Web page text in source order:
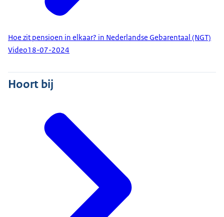
Hoe zit pensioen in elkaar? in Nederlandse Gebarentaal (NGT)
Video18-07-2024
Hoort bij